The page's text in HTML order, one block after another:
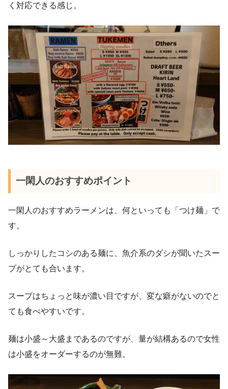
く対応できる感じ。
一閑人のおすすめポイント
一閑人のおすすめラーメンは、何といっても「つけ麺」で
す。
しっかりしたコシのある麺に、魚介系のダシが聞いたスー
プがとても合います。
スープはちょっと味が濃い目ですが、変な癖がないのでと
ても食べやすいです。
麺は小盛～大盛まであるのですが、量が結構あるので女性
は小盛をオーダーするのが無難。